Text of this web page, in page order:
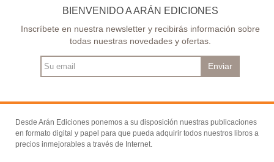
BIENVENIDO A ARÁN EDICIONES
Inscríbete en nuestra newsletter y recibirás información sobre
todas nuestras novedades y ofertas.
Enviar
Desde Arán Ediciones ponemos a su disposición nuestras publicaciones
en formato digital y papel para que pueda adquirir todos nuestros libros a
precios inmejorables a través de Internet.